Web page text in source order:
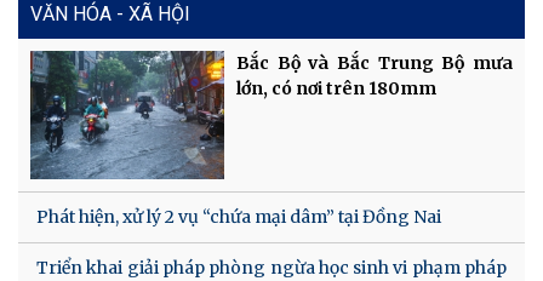
VĂN HÓA - XÃ HỘI
Bắc Bộ và Bắc Trung Bộ mưa
lớn, có nơi trên 180mm
Phát hiện, xử lý 2 vụ “chứa mại dâm” tại Đồng Nai
Triển khai giải pháp phòng ngừa học sinh vi phạm pháp